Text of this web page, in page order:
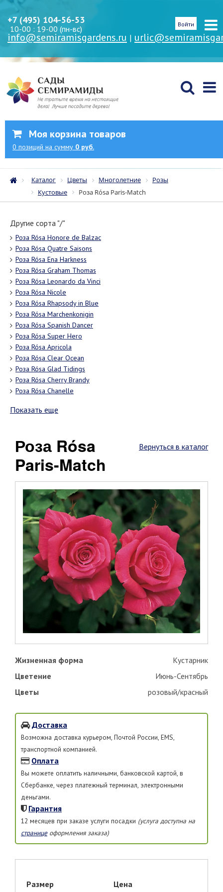
+7 (495) 104-56-53
10-00 : 19-00 (пн-вс)
info@semiramisgardens.ru |
Войти
Моя корзина товаров
0 позиций на сумму 0 руб.
Каталог Цветы Многолетние
Розы
Кустовые
Роза Rósa Paris-Match
Другие сорта "/"
Роза Rósa Honore de Balzac
Роза Rósa Quatre Saisons
Роза Rósa Ena Harkness
Роза Rósa Graham Thomas
Роза Rósa Leonardo da Vinci
Роза Rósa Nicole
Роза Rósa Rhapsody in Blue
Роза Rósa Marchenkonigin
Роза Rósa Spanish Dancer
Роза Rósa Super Hero
Роза Rósa Apricola
Роза Rósa Clear Ocean
Роза Rósa Glad Tidings
Роза Rósa Cherry Brandy
Роза Rósa Chanelle
Показать еще
Вернуться в каталог
Роза Rósa
Paris-Match
Жизненная форма
Кустарник
Цветение
Июнь-Сентябрь
Цветы
розовый/красный
Доставка
Возможна доставка курьером, Почтой России, EMS,
транспортной компанией.
Оплата
Вы можете оплатить наличными, банковской картой, в
Сбербанке, через платежный терминал, электронными
деньгами.
Гарантия
12 месяцев при заказе услуги посадки (услуга доступна на
страницеоформления заказа)
Размер Цена